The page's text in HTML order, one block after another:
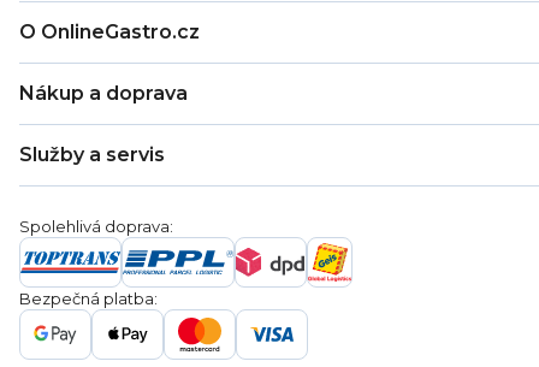
O OnlineGastro.cz
Kontakty
Věrnostní program
Blog
Nákup a doprava
Záruka
Ochrana osobních údajů
Reklamační řády
Služby a servis
Servis a reklamace
Poptávka
Gastro projekty
Značky
Gastro velkoobchod
Spolehlivá doprava:
Bezpečná platba: